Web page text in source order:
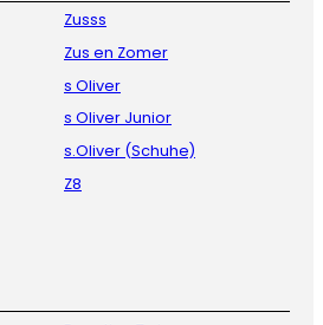
Zusss
Zus en Zomer
s Oliver
s Oliver Junior
s.Oliver (Schuhe)
Z8